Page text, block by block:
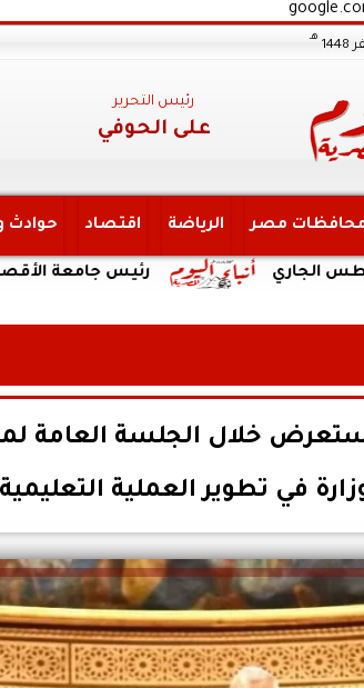
هـ
رئيس التحرير
على الحوفي
مصر الرياضة اقتصاد حوادث
رئيس جامعة الأقصر تستقبل
يستعرض خلال الجلسة
في تطوير العملية التعليمية